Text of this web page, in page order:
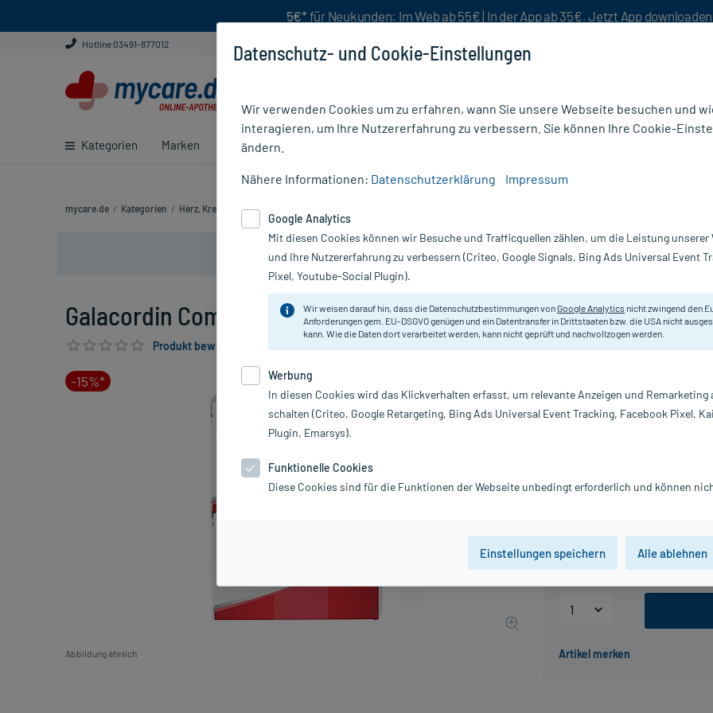
5€* für Neukunden: Im Web ab 55€ | In der App ab 35€. Jetzt App downloaden
Hotline 03491-877012
Kategorien Marken Ratgeber
mycare.de / Kategorien / Herz, Kreislauf & Venen
Nur für kurze Zeit:Gratis-Versand* ab 19€ Mindestbestellwert!
Galacordin Complex Tabletten, 200 St
Produkt bewerten & PlusHerzen sichern
-15%*
Abbildung ähnlich
inkl. MwSt. Gratis-Versand innerhalb D.
60 St 120 St
Nahrungsergänzungsmittel mit
und Coenzym Q10.
PZN:
Hersteller:
Datenschutz- und Cookie-Einstellungen
Wir verwenden Cookies um zu erfahren, wann Sie unsere Webseite besuchen und
interagieren, um Ihre Nutzererfahrung zu verbessern. Sie können Ihre Cookie-
ändern.
Nähere Informationen: Datenschutzerklärung Impressum
Google Analytics
Mit diesen Cookies können wir Besuche und Trafficquellen zählen, um die Leistung unserer
und Ihre Nutzererfahrung zu verbessern (Criteo, Google Signals, Bing Ads Universal Event
Pixel, Youtube-Social Plugin).
Wir weisen darauf hin, dass die Datenschutzbestimmungen vonGoogle Analytics nicht zwingend den
Anforderungen gem. EU-DSGVO genügen und ein Datentransfer in Drittstaaten bzw. die USA nicht
kann. Wie die Daten dort verarbeitet werden, kann nicht geprüft und nachvollzogen werden.
Werbung
In diesen Cookies wird das Klickverhalten erfasst, um relevante Anzeigen und Remarketing
schalten (Criteo, Google Retargeting, Bing Ads Universal Event Tracking, Facebook Pixel,
Plugin, Emarsys).
Funktionelle Cookies
Diese Cookies sind für die Funktionen der Webseite unbedingt erforderlich und können
Einstellungen speichern Alle ablehnen